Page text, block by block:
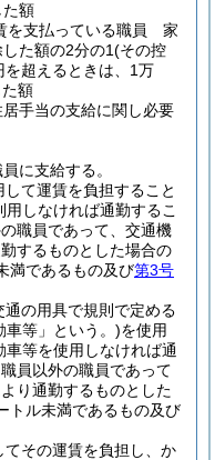
額
を支払っている職員 家
た額の2分の1(その控
超えるときは、1万
額
手当の支給に関し必要
に支給する。
て運賃を負担すること
しなければ通勤するこ
職員であって、交通機
するものとした場合の
満であるもの及び第3号
の用具で規則で定める
車等」という。)を使用
車等を使用しなければ通
員以外の職員であって
り通勤するものとした
トル未満であるもの及び
その運賃を負担し、か